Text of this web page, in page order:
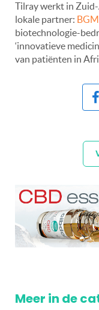
Tilray werkt in
lokale partner:
biotechnologie-
‘innovatieve
van patiënten in
Meer in de